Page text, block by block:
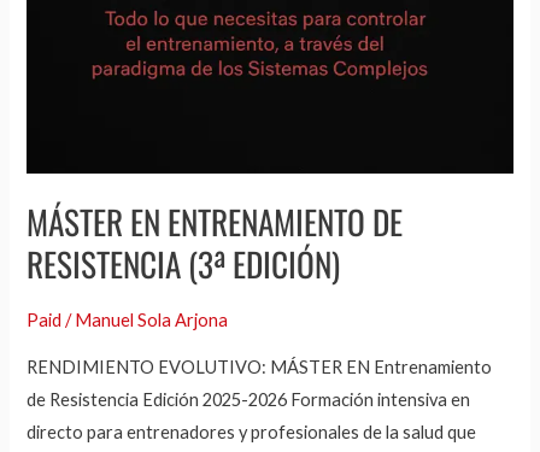
MÁSTER EN ENTRENAMIENTO DE
RESISTENCIA (3ª EDICIÓN)
Paid /Manuel Sola Arjona
RENDIMIENTO EVOLUTIVO: MÁSTER EN Entrenamiento
de Resistencia Edición 2025-2026 Formación intensiva en
directo para entrenadores y profesionales de la salud que